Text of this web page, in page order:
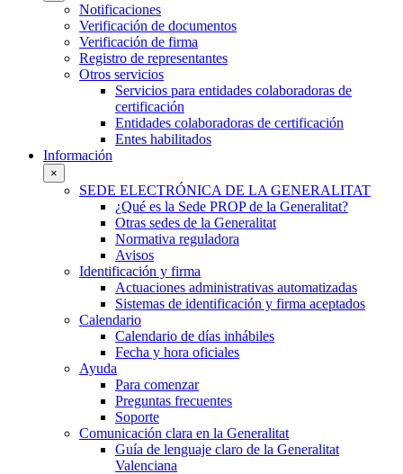
Notificaciones
Verificación de documentos
Verificación de firma
Registro de representantes
Otros servicios
Servicios para entidades colaboradoras de
certificación
Entidades colaboradoras de certificación
Entes habilitados
Información
×
SEDE ELECTRÓNICA DE LA GENERALITAT
¿Qué es la Sede PROP de la Generalitat?
Otras sedes de la Generalitat
Normativa reguladora
Avisos
Identificación y firma
Actuaciones administrativas automatizadas
Sistemas de identificación y firma aceptados
Calendario
Calendario de días inhábiles
Fecha y hora oficiales
Ayuda
Para comenzar
Preguntas frecuentes
Soporte
Comunicación clara en la Generalitat
Guía de lenguaje claro de la Generalitat
Valenciana